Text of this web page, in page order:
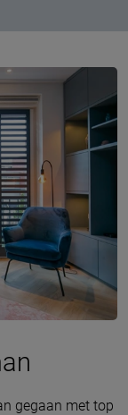
gegaan met top